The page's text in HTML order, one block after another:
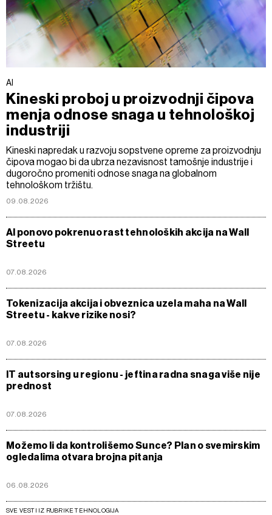
AI
Kineski proboj u proizvodnji čipova
menja odnose snaga u tehnološkoj
industriji
Kineski napredak u razvoju sopstvene opreme za proizvodnju
čipova mogao bi da ubrza nezavisnost tamošnje industrije i
dugoročno promeniti odnose snaga na globalnom
tehnološkom tržištu.
09.08.2026
AI ponovo pokrenuo rast tehnoloških akcija na Wall
Streetu
07.08.2026
Tokenizacija akcija i obveznica uzela maha na Wall
Streetu - kakve rizike nosi?
07.08.2026
IT autsorsing u regionu - jeftina radna snaga više nije
prednost
07.08.2026
Možemo li da kontrolišemo Sunce? Plan o svemirskim
ogledalima otvara brojna pitanja
06.08.2026
SVE VESTI IZ RUBRIKE TEHNOLOGIJA